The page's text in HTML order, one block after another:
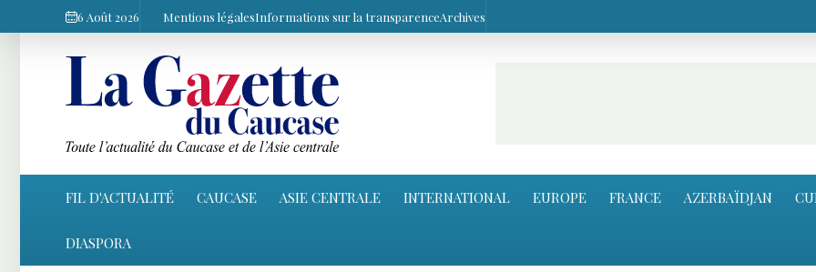
6 Août 2026 Mentions légalesInformations sur la transparenceArchives
FIL D'ACTUALITÉ CAUCASE ASIE CENTRALE INTERNATIONAL EUROPE FRANCE AZERBAÏDJAN
DIASPORA